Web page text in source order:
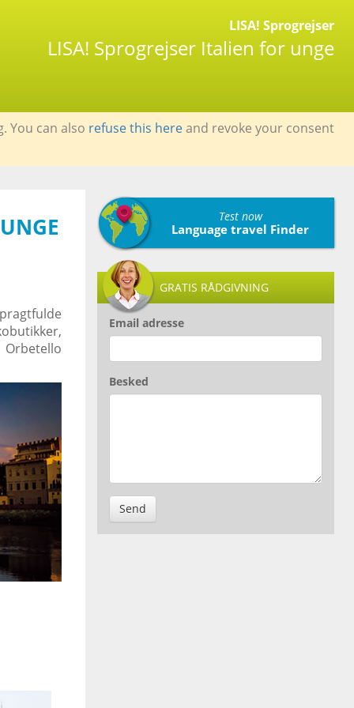
LISA! Sprogrejser
LISA! Sprogrejser Italien for unge
You can also refuse this hereand revoke your consent
Test now
Language travel Finder
GRATIS RÅDGIVNING
Email adresse
Besked
Send